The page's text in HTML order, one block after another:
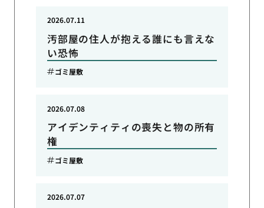
汚部屋の住人が抱える誰にも言えな
い恐怖
2026.07.11
ゴミ屋敷
アイデンティティの喪失と物の所有
権
2026.07.08
ゴミ屋敷
2026.07.07